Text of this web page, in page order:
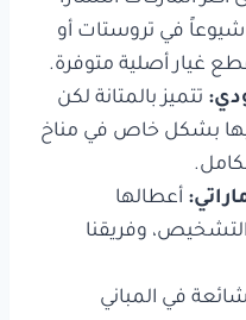
شيوعاً في تروستات أو
غيار أصلية متوفرة.
: تتميز بالمتانة لكن
بشكل خاص في مناخ
: أعطالها
التشخيص، وفريقنا
في المباني